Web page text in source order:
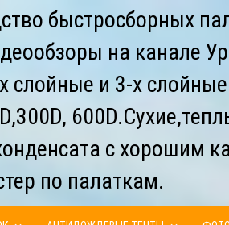
быстросборных
на канале
слойные и 3-х
с хорошим
по палаткам.